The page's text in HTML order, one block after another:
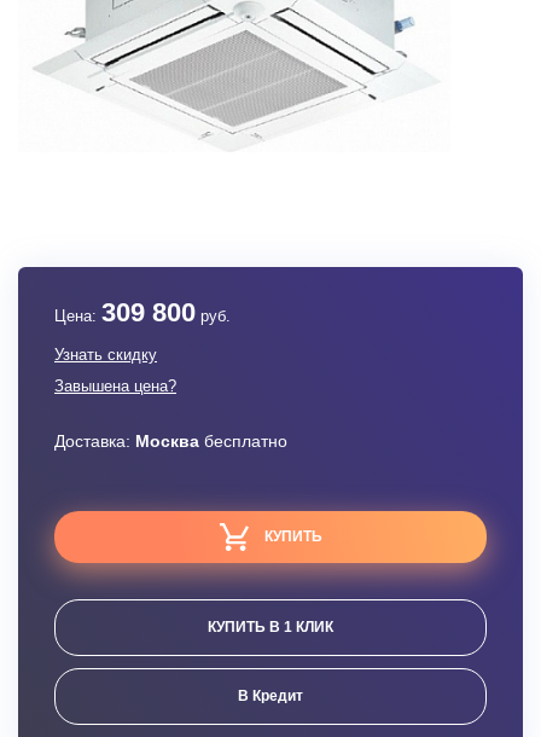
Цена: 309 800 руб.
Узнать скидку
Завышена цена?
Доставка: Москва бесплатно
КУПИТЬ
КУПИТЬ В 1 КЛИК
В Кредит